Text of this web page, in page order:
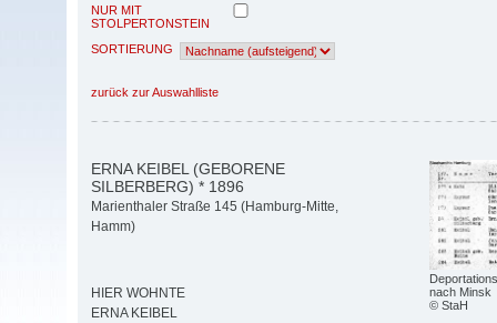
NUR MIT
STOLPERTONSTEIN
SORTIERUNG
zurück zur Auswahlliste
nach Minsk
© StaH
ERNA KEIBEL (GEBORENE
SILBERBERG) * 1896
Marienthaler Straße 145 (Hamburg-Mitte,
Hamm)
HIER WOHNTE
ERNA KEIBEL